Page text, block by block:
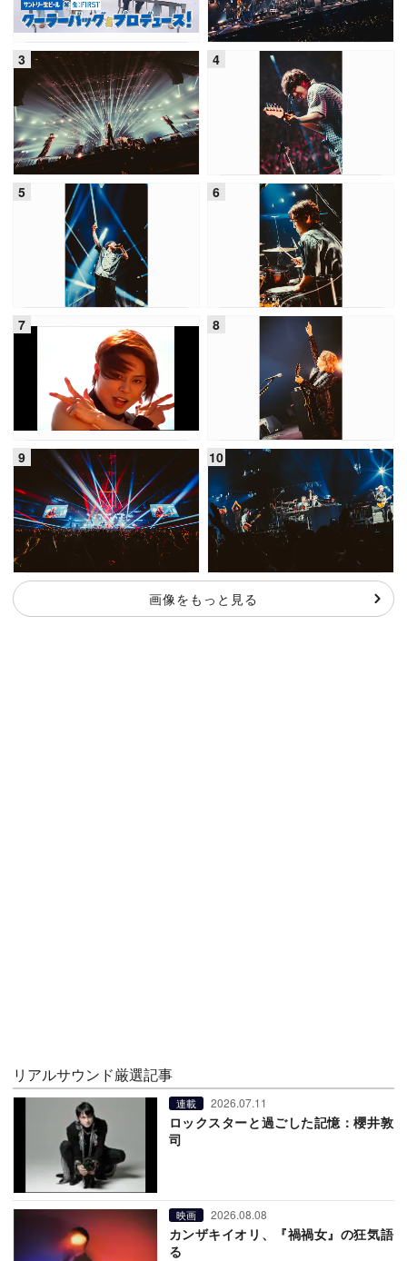
画像をもっと見る
リアルサウンド厳選記事
連載 2026.07.11
ロックスターと過ごした記憶：櫻井敦
司
映画 2026.08.08
カンザキイオリ、『禍禍女』の狂気語
る